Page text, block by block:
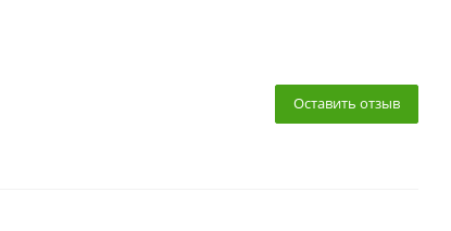
Оставить отзыв